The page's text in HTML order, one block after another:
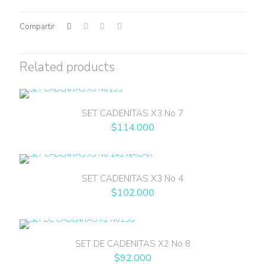
Compartir
Related products
SET CADENITAS X3 No 7
$114.000
SET CADENITAS X3 No 4
$102.000
SET DE CADENITAS X2 No 8
$92.000